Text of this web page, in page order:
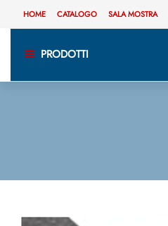
HOME CATALOGO SALA MOSTRA
PRODOTTI